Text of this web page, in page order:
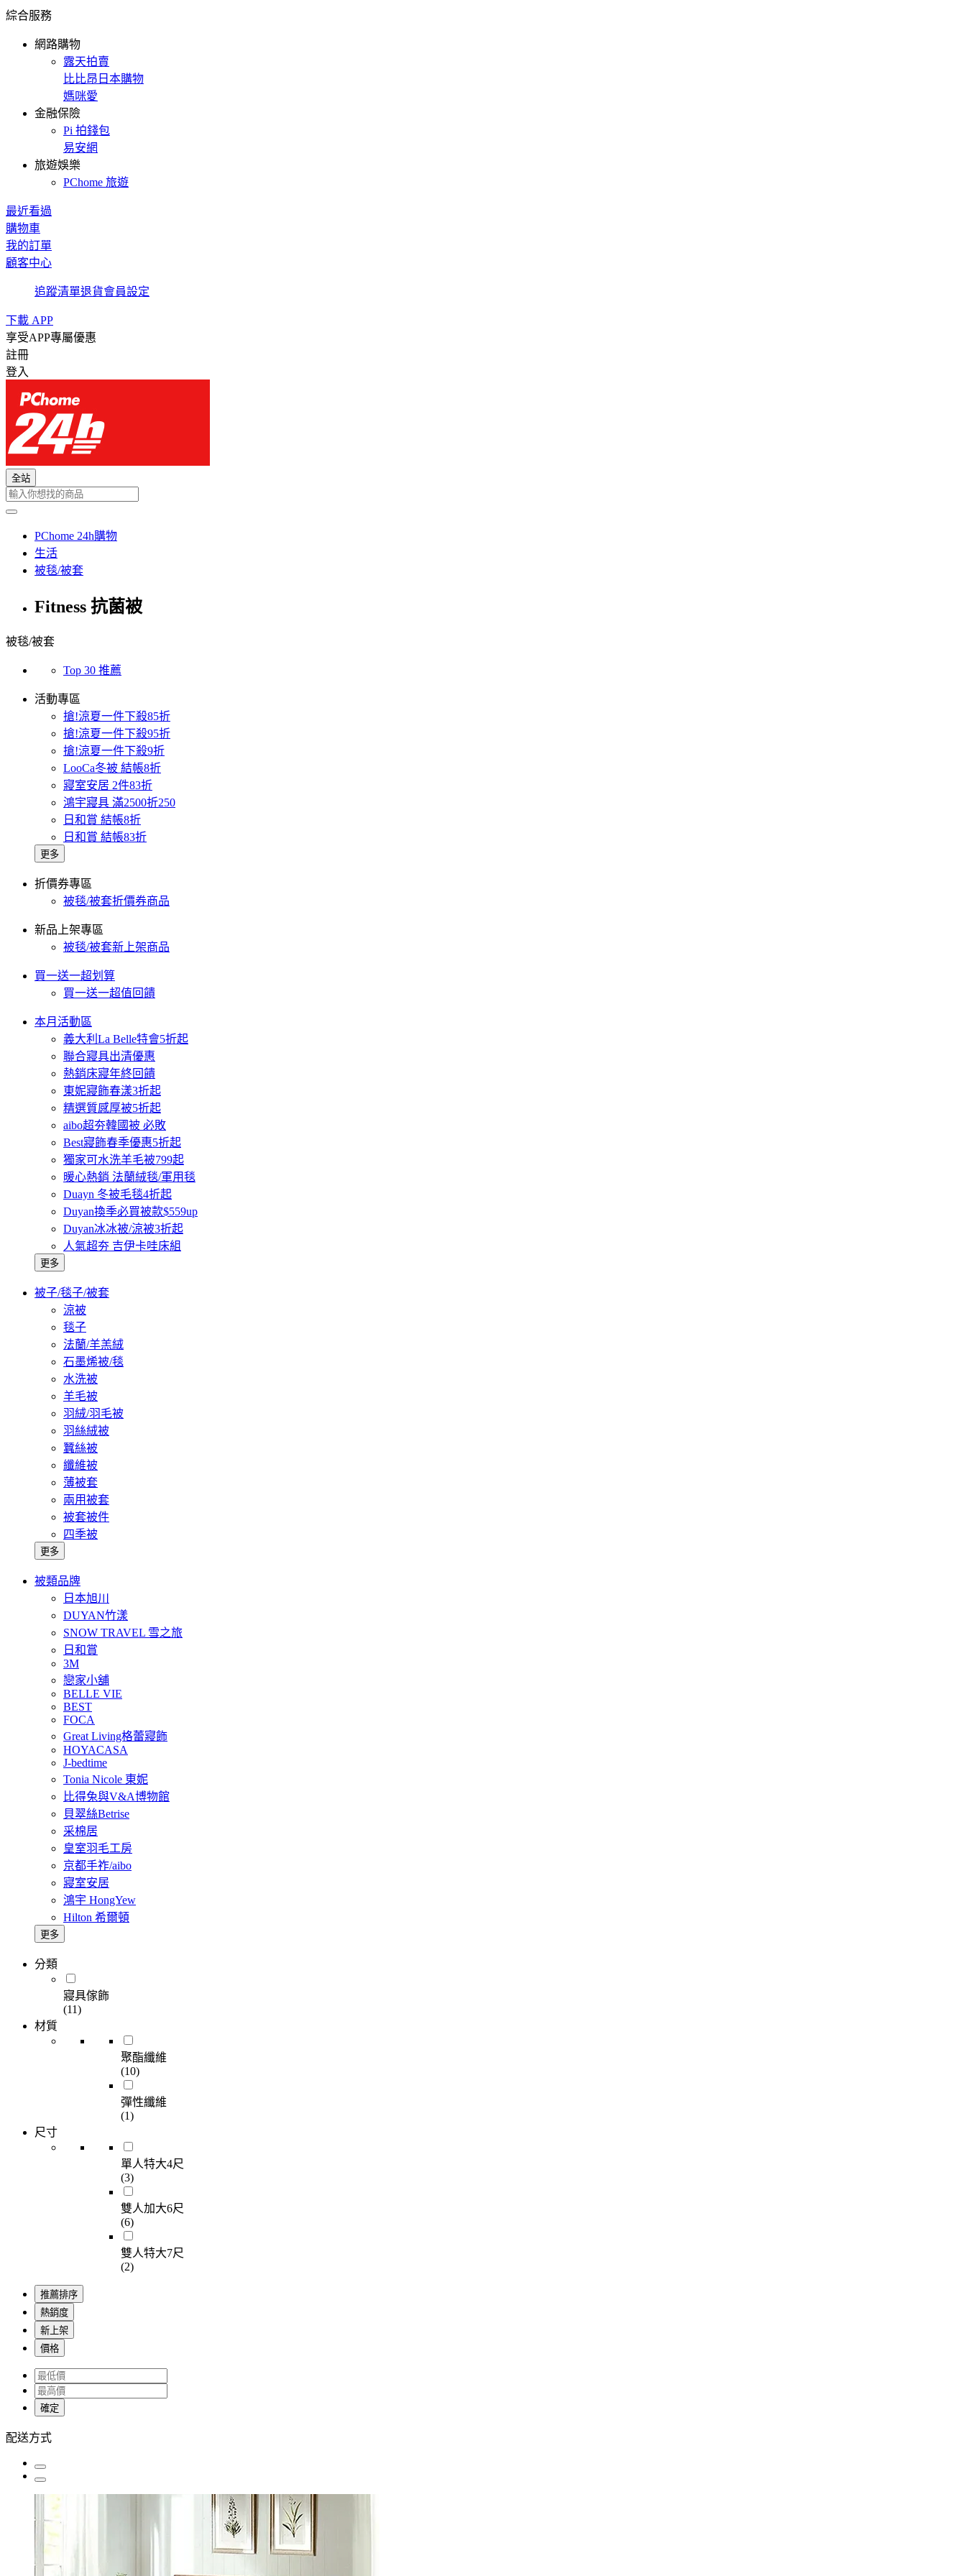
綜合服務
網路購物
露天拍賣
比比昂日本購物
媽咪愛
金融保險
Pi 拍錢包
易安網
旅遊娛樂
PChome 旅遊
最近看過
購物車
我的訂單
顧客中心
追蹤清單退貨會員設定
下載 APP
享受APP專屬優惠
註冊
登入
全站
PChome 24h購物
生活
被毯/被套
Fitness 抗菌被
被毯/被套
Top 30 推薦
活動專區
搶!涼夏一件下殺85折
搶!涼夏一件下殺95折
搶!涼夏一件下殺9折
LooCa冬被 結帳8折
寢室安居 2件83折
鴻宇寢具 滿2500折250
日和賞 結帳8折
日和賞 結帳83折
更多
折價券專區
被毯/被套折價券商品
新品上架專區
被毯/被套新上架商品
買一送一超划算
買一送一超值回饋
本月活動區
義大利La Belle特會5折起
聯合寢具出清優惠
熱銷床寢年終回饋
東妮寢飾春漾3折起
精選質感厚被5折起
aibo超夯韓國被 必敗
Best寢飾春季優惠5折起
獨家可水洗羊毛被799起
暖心熱銷 法蘭絨毯/軍用毯
Duayn 冬被毛毯4折起
Duyan換季必買被款$559up
Duyan冰冰被/涼被3折起
人氣超夯 吉伊卡哇床組
更多
被子/毯子/被套
涼被
毯子
法蘭/羊羔絨
石墨烯被/毯
水洗被
羊毛被
羽絨/羽毛被
羽絲絨被
蠶絲被
纖維被
薄被套
兩用被套
被套被件
四季被
更多
被類品牌
日本旭川
DUYAN竹漾
SNOW TRAVEL 雪之旅
日和賞
3M
戀家小舖
BELLE VIE
BEST
FOCA
Great Living格蕾寢飾
HOYACASA
J-bedtime
Tonia Nicole 東妮
比得兔與V&A博物館
貝翠絲Betrise
采棉居
皇室羽毛工房
京都手祚/aibo
寢室安居
鴻宇 HongYew
Hilton 希爾頓
更多
分類
寢具傢飾
(11)
材質
聚酯纖維
(10)
彈性纖維
(1)
尺寸
單人特大4尺
(3)
雙人加大6尺
(6)
雙人特大7尺
(2)
推薦排序
熱銷度
新上架
價格
確定
配送方式